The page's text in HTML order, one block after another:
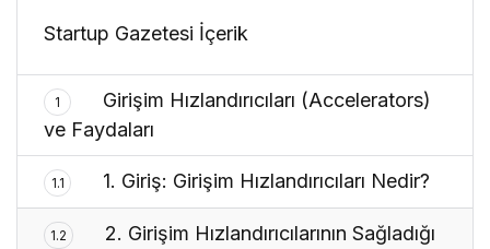
Startup Gazetesi İçerik
1
Girişim Hızlandırıcıları (Accelerators)
ve Faydaları
1.1 1. Giriş: Girişim Hızlandırıcıları Nedir?
1.2
2. Girişim Hızlandırıcılarının Sağladığı